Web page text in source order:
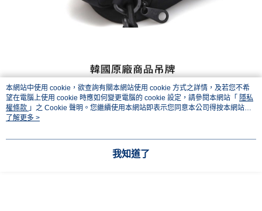
本網站中使用 cookie，欲查詢有關本網站使用 cookie 方式之詳情，及若您不希
望在電腦上使用 cookie 時應如何變更電腦的 cookie 設定，請參閱本網站「 隱私
權條款 」之 Cookie 聲明。您繼續使用本網站即表示您同意本公司得按本網站使
用條款之 Cookie 聲明使用 cookie。
了解更多 >
我知道了